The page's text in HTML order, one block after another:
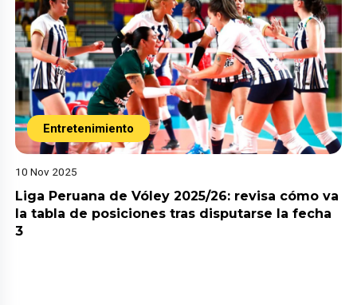
Entretenimiento
10 Nov 2025
Liga Peruana de Vóley 2025/26: revisa cómo va
la tabla de posiciones tras disputarse la fecha
3